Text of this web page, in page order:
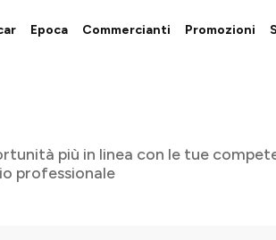
Epoca Commercianti Promozioni
più in linea con le tue
professionale